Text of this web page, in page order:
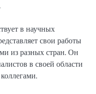
в научных
свои работы
из разных стран. Он
в своей области